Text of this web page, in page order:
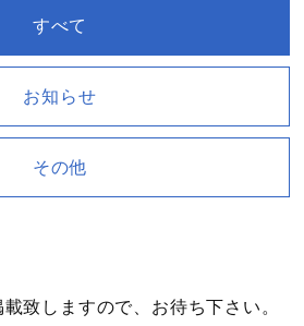
すべて
お知らせ
その他
致しますので、お待ち下さい。